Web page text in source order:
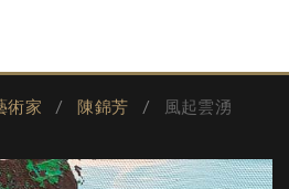
術家 陳錦芳 風起雲湧